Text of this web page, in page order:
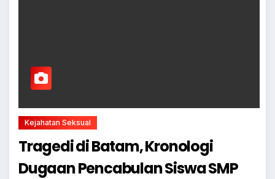
Kejahatan Seksual
Tragedi di Batam, Kronologi
Dugaan Pencabulan Siswa SMP